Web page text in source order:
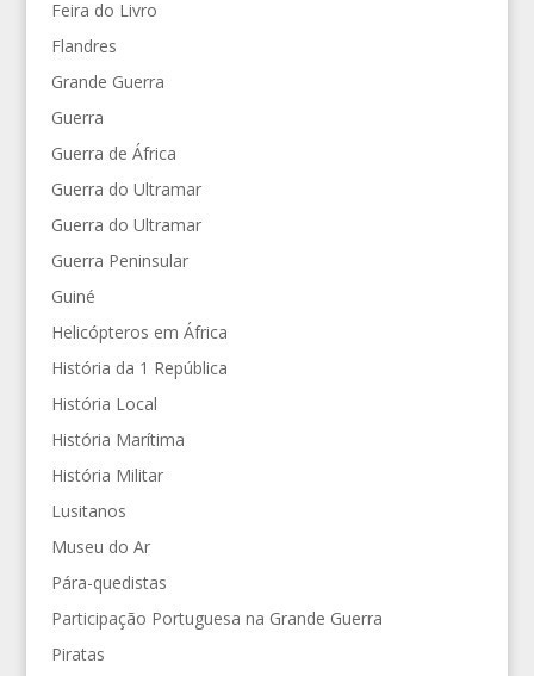
Feira do Livro
Flandres
Grande Guerra
Guerra
Guerra de África
Guerra do Ultramar
Guerra do Ultramar
Guerra Peninsular
Guiné
Helicópteros em África
História da 1 República
História Local
História Marítima
História Militar
Lusitanos
Museu do Ar
Pára-quedistas
Participação Portuguesa na Grande Guerra
Piratas